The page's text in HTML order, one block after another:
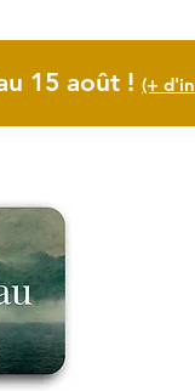
15 août ! (+